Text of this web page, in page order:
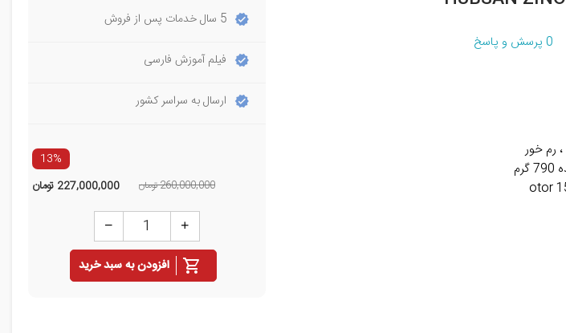
0 پرسش و پاسخ
5 سال خدمات پس از فروش
فیلم آموزش فارسی
ارسال به سراسر کشور
13%
260,000,000 تومان 227,000,000 تومان
افزودن به سبد خرید